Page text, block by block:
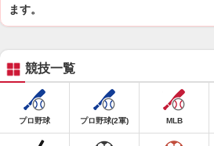
ます。
競技一覧
プロ野球 プロ野球(2軍) MLB